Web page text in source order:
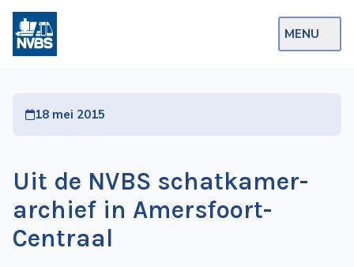
MENU
Op de Rails
Afdelingen
Actueel
18 mei 2015
Uit de NVBS schatkamer-
archief in Amersfoort-
Centraal